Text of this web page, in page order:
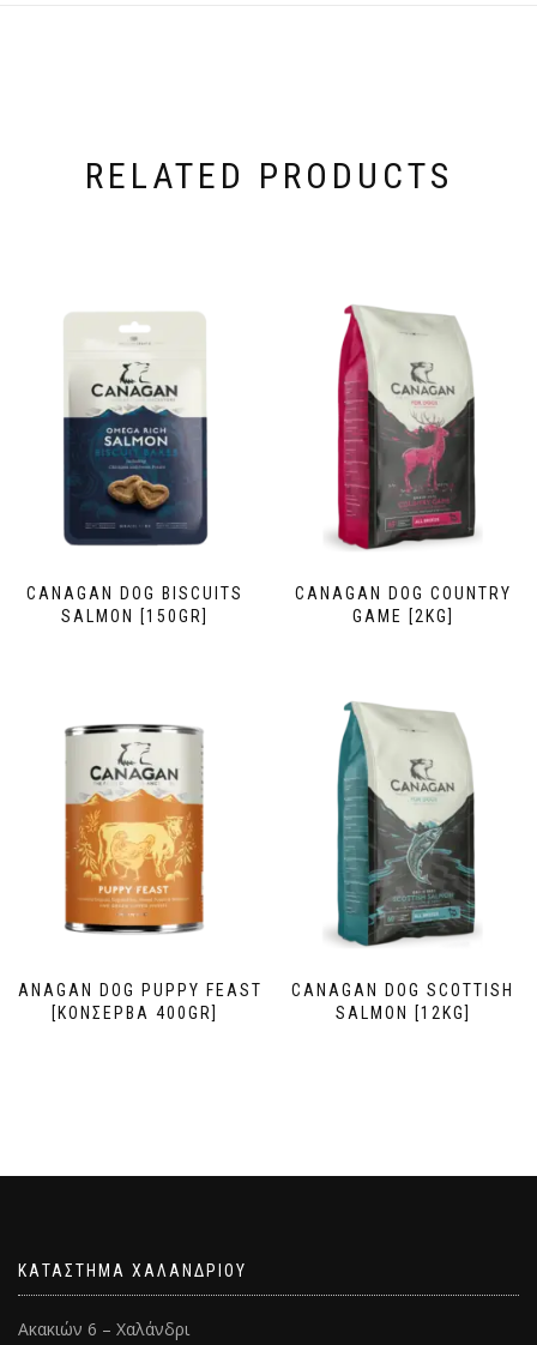
RELATED PRODUCTS
CANAGAN DOG BISCUITS
SALMON [150GR]
CANAGAN DOG COUNTRY
GAME [2KG]
CANAGAN DOG PUPPY FEAST
[ΚΟΝΣΕΡΒΑ 400GR]
CANAGAN DOG SCOTTISH
SALMON [12KG]
ΚΑΤΑΣΤΗΜΑ ΧΑΛΑΝΔΡΙΟΥ
Ακακιών 6 – Χαλάνδρι